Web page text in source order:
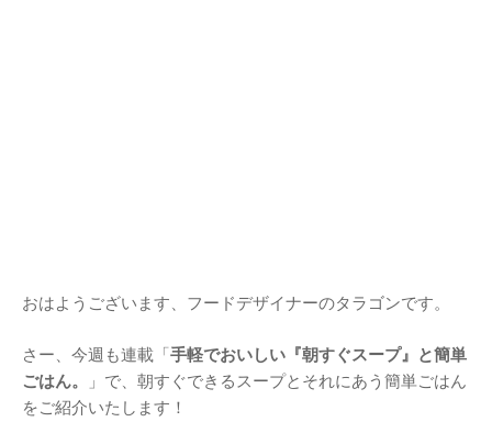
おはようございます、フードデザイナーのタラゴンです。
さー、今週も連載「手軽でおいしい『朝すぐスープ』と簡単
ごはん。
」で、朝すぐできるスープとそれにあう簡単ごはん
をご紹介いたします！